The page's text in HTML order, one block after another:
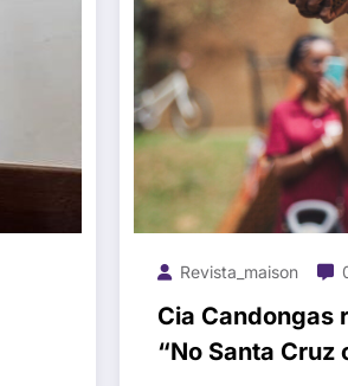
Revista_maison
Cia Candongas
“No Santa Cruz